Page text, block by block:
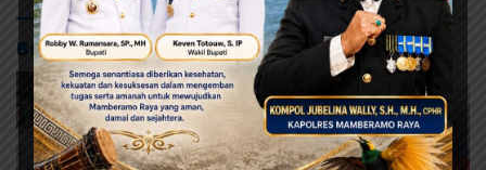
Baca Juga